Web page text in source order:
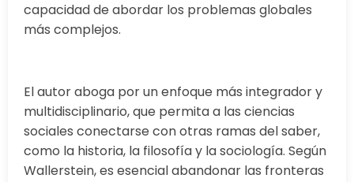
capacidad de abordar los problemas globales
más complejos.
El autor aboga por un enfoque más integrador y
multidisciplinario, que permita a las ciencias
sociales conectarse con otras ramas del saber,
como la historia, la filosofía y la sociología. Según
Wallerstein, es esencial abandonar las fronteras